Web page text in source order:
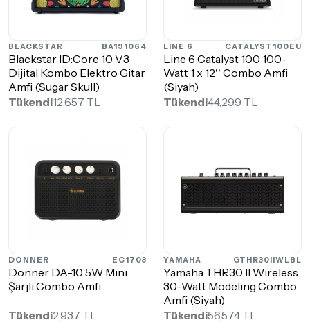
BLACKSTAR BA191064
Blackstar ID:Core 10 V3
Dijital Kombo Elektro Gitar
Amfi (Sugar Skull)
Tükendi12,657 TL
LINE 6 CATALYST100EU
Line 6 Catalyst 100 100-
Watt 1 x 12'' Combo Amfi
(Siyah)
Tükendi44,299 TL
DONNER EC1703
Donner DA-10 5W Mini
Şarjlı Combo Amfi
Tükendi2,937 TL
YAMAHA GTHR30IIWLBL
Yamaha THR30 II Wireless
30-Watt Modeling Combo
Amfi (Siyah)
Tükendi56,574 TL